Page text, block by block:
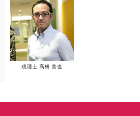
税理士 高橋 善也